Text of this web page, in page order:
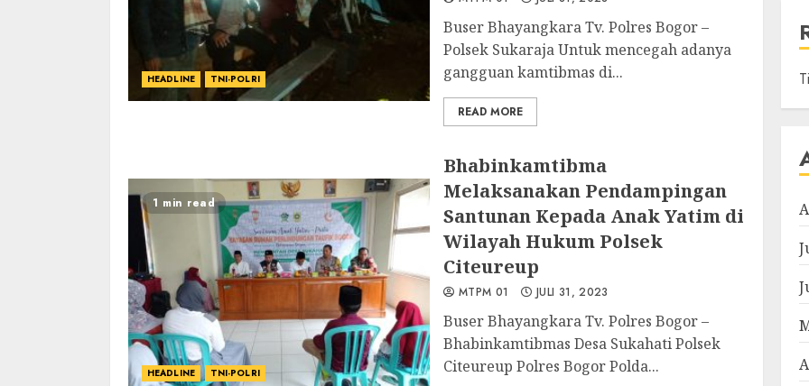
HEADLINE TNI-POLRI
Buser Bhayangkara Tv. Polres Bogor –
Polsek Sukaraja Untuk mencegah adanya
gangguan kamtibmas di...
READ MORE
1 min read
HEADLINE TNI-POLRI
Bhabinkamtibma
Melaksanakan Pendampingan
Santunan Kepada Anak Yatim di
Wilayah Hukum Polsek
Citeureup
MTPM 01 JULI 31, 2023
Buser Bhayangkara Tv. Polres Bogor –
Bhabinkamtibmas Desa Sukahati Polsek
Citeureup Polres Bogor Polda...